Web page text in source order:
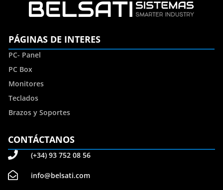
PÁGINAS DE INTERES
PC- Panel
PC Box
Monitores
Teclados
Brazos y Soportes
CONTÁCTANOS
(+34) 93 752 08 56
info@belsati.com